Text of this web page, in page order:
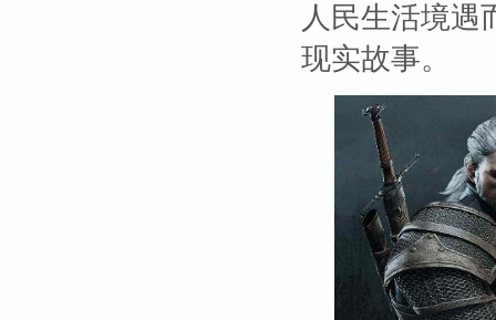
人民生活境遇
现实故事。